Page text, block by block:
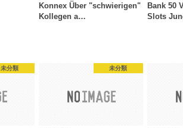
Konnex Über "schwierigen"
Kollegen a…
Bank 50
Slots
未分類 未分類